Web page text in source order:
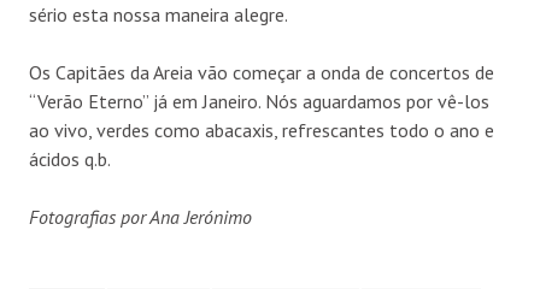
sério esta nossa maneira alegre.
Os Capitães da Areia vão começar a onda de concertos de
“Verão Eterno” já em Janeiro. Nós aguardamos por vê-los
ao vivo, verdes como abacaxis, refrescantes todo o ano e
ácidos q.b.
Fotografias por Ana Jerónimo